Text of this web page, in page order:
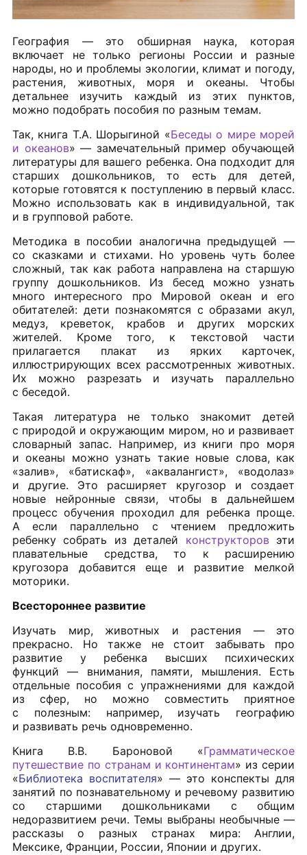
География — это обширная наука, которая
включает не только регионы России и разные
народы, но и проблемы экологии, климат и погоду,
растения, животных, моря и океаны. Чтобы
детальнее изучить каждый из этих пунктов,
можно подобрать пособия по разным темам.
Так, книга Т.А. Шорыгиной «Беседы о мире морей
и океанов» — замечательный пример обучающей
литературы для вашего ребенка. Она подходит для
старших дошкольников, то есть для детей,
которые готовятся к поступлению в первый класс.
Можно использовать как в индивидуальной, так
и в групповой работе.
Методика в пособии аналогична предыдущей —
со сказками и стихами. Но уровень чуть более
сложный, так как работа направлена на старшую
группу дошкольников. Из бесед можно узнать
много интересного про Мировой океан и его
обитателей: дети познакомятся с образами акул,
медуз, креветок, крабов и других морских
жителей. Кроме того, к текстовой части
прилагается плакат из ярких карточек,
иллюстрирующих всех рассмотренных животных.
Их можно разрезать и изучать параллельно
с беседой.
Такая литература не только знакомит детей
с природой и окружающим миром, но и развивает
словарный запас. Например, из книги про моря
и океаны можно узнать такие новые слова, как
«залив», «батискаф», «аквалангист», «водолаз»
и другие. Это расширяет кругозор и создает
новые нейронные связи, чтобы в дальнейшем
процесс обучения проходил для ребенка проще.
А если параллельно с чтением предложить
ребенку собрать из деталей конструкторов эти
плавательные средства, то к расширению
кругозора добавится еще и развитие мелкой
моторики.
Всестороннее развитие
Изучать мир, животных и растения — это
прекрасно. Но также не стоит забывать про
развитие у ребенка высших психических
функций — внимания, памяти, мышления. Есть
отдельные пособия с упражнениями для каждой
из сфер, но можно совместить приятное
с полезным: например, изучать географию
и развивать речь одновременно.
Книга В.В. Бароновой «Грамматическое
путешествие по странам и континентам» из серии
«Библиотека воспитателя» — это конспекты для
занятий по познавательному и речевому развитию
со старшими дошкольниками с общим
недоразвитием речи. Темы выбраны необычные —
рассказы о разных странах мира: Англии,
Мексике, Франции, России, Японии и других.